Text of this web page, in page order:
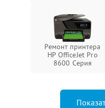
Ремонт принтера
HP OfficeJet Pro
8600 Серия